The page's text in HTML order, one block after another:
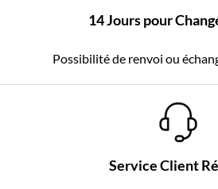
14 Jours pour
Possibilité de renvoi ou
Service Client